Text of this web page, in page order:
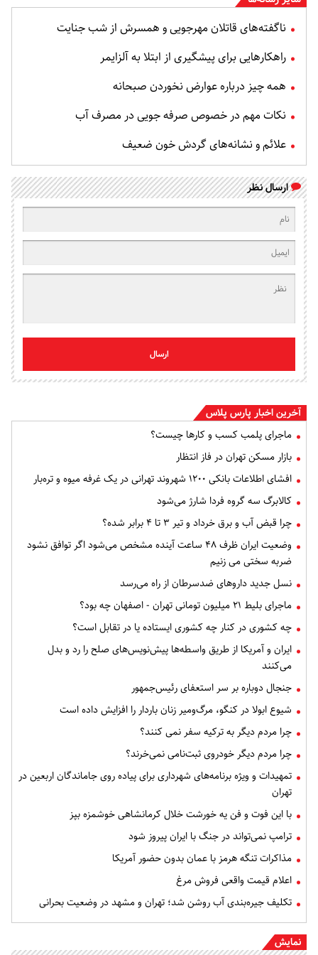
ناگفته‌های قاتلان مهرجویی و همسرش از شب جنایت
راهکارهایی برای پیشگیری از ابتلا به آلزایمر
همه چیز درباره عوارض نخوردن صبحانه
نکات مهم در خصوص صرفه جویی در مصرف آب
علائم و نشانه‌های گردش خون ضعیف
ارسال نظر
ارسال
آخرین اخبار پارس پلاس
ماجرای پلمب کسب و کارها چیست؟
بازار مسکن تهران در فاز انتظار
افشای اطلاعات بانکی ۱۲۰۰ شهروند تهرانی در یک غرفه میوه و تره‌بار
کالابرگ سه گروه فردا شارژ می‌شود
چرا قبض آب و برق خرداد و تیر ۳ تا ۴ برابر شده؟
وضعیت ایران ظرف ۴۸ ساعت آینده مشخص می‌شود اگر توافق نشود
ضربه سختی می زنیم
نسل جدید داروهای ضدسرطان از راه می‌رسد
ماجرای بلیط ۲۱ میلیون تومانی تهران - اصفهان چه بود؟
چه کشوری در کنار چه کشوری ایستاده یا در تقابل است؟
ایران و آمریکا از طریق واسطه‌ها پیش‌نویس‌های صلح را رد و بدل
می‌کنند
جنجال دوباره بر سر استعفای رئیس‌جمهور
شیوع ابولا در کنگو، مرگ‌ومیر زنان باردار را افزایش داده است
چرا مردم دیگر به ترکیه سفر نمی کنند؟
چرا مردم دیگر خودروی ثبت‌نامی نمی‌خرند؟
تمهیدات و ویژه برنامه‌های شهرداری برای پیاده روی جاماندگان اربعین در
تهران
با این فوت و فن یه خورشت خلال کرمانشاهی خوشمزه بپز
ترامپ نمی‌تواند در جنگ با ایران پیروز شود
مذاکرات تنگه هرمز با عمان بدون حضور آمریکا
اعلام قیمت واقعی فروش مرغ
تکلیف جیره‌بندی آب روشن شد؛ تهران و مشهد در وضعیت بحرانی
نمایش